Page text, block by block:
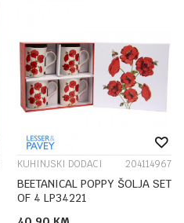
KUHINJSKI DODACI 204114967
BEETANICAL POPPY ŠOLJA SET
OF 4 LP34221